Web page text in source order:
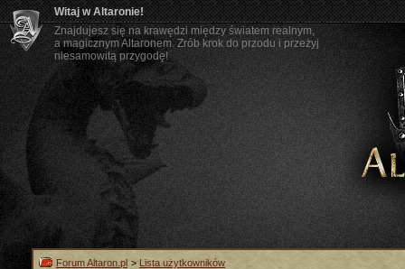
Witaj w Altaronie!
Znajdujesz się na krawędzi między światem realnym,
a magicznym Altaronem. Zrób krok do przodu i przeżyj
niesamowitą przygodę!
Forum Altaron.pl > Lista użytkowników